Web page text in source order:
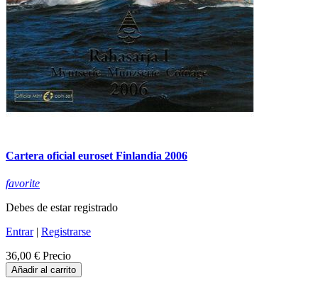
Cartera oficial euroset Finlandia 2006
favorite
Debes de estar registrado
Entrar| Registrarse
36,00 € Precio
Añadir al carrito